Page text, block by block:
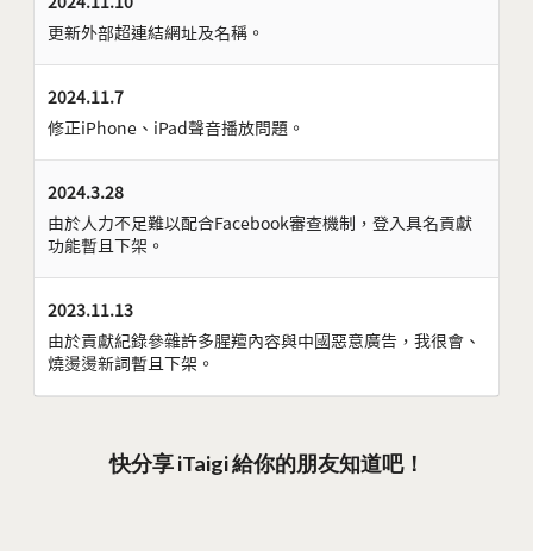
更新外部超連結網址及名稱。
2024.11.7
修正iPhone、iPad聲音播放問題。
2024.3.28
由於人力不足難以配合Facebook審查機制，登入具名貢獻
功能暫且下架。
2023.11.13
由於貢獻紀錄參雜許多腥羶內容與中國惡意廣告，我很會、
燒燙燙新詞暫且下架。
快分享 iTaigi 給你的朋友知道吧！